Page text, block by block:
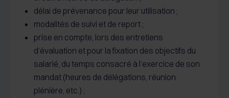
délai de prévenance pour leur utilisation ;
modalités de suivi et de report ;
prise en compte, lors des entretiens
d’évaluation et pour la fixation des objectifs du
salarié, du temps consacré à l’exercice de son
mandat (heures de délégations, réunion
plénière, etc.) ;